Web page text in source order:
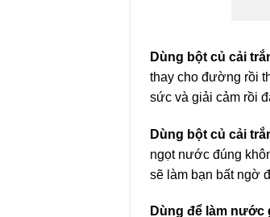
Dùng bột củ cải
thay cho đường rồi
sức và giải cảm rồi
Dùng bột củ cải
ngọt nước đúng
sẽ làm bạn bất ngờ
Dùng để làm nước